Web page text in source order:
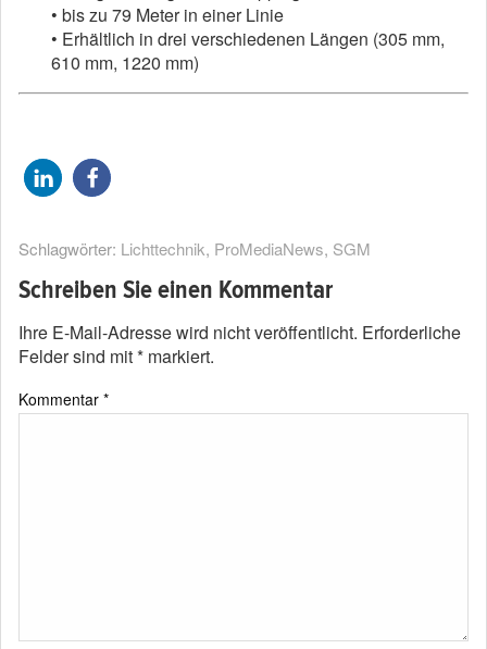
• bis zu 79 Meter in einer Linie
• Erhältlich in drei verschiedenen Längen (305 mm,
610 mm, 1220 mm)
Schlagwörter: Lichttechnik, ProMediaNews, SGM
Schreiben Sie einen Kommentar
Ihre E-Mail-Adresse wird nicht veröffentlicht. Erforderliche
Felder sind mit* markiert.
Kommentar *